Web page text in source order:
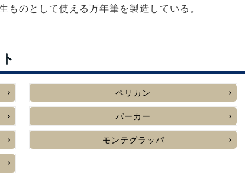
ものとして使える万年筆を製造している。
ペリカン
パーカー
モンテグラッパ